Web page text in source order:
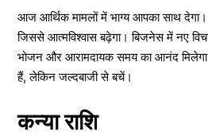
आज आर्थिक मामलों में भाग्य आपका साथ
जिससे आत्मविश्वास बढ़ेगा। बिजनेस में नए
भोजन और आरामदायक समय का आनंद
हैं, लेकिन जल्दबाजी से बचें।
कन्या राशि